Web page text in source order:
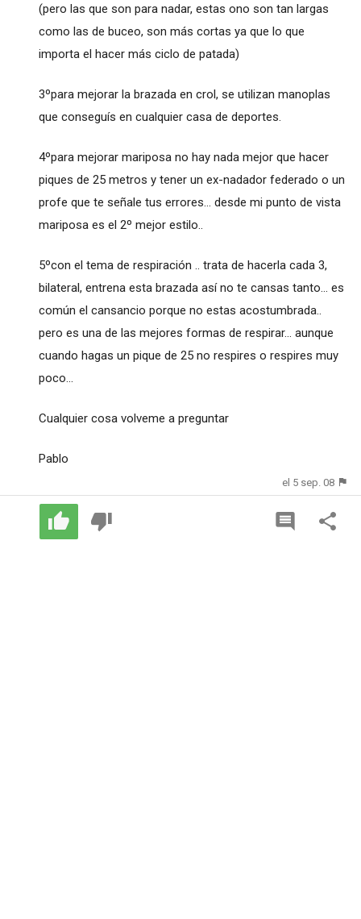
(pero las que son para nadar, estas ono son tan largas
como las de buceo, son más cortas ya que lo que
importa el hacer más ciclo de patada)
3ºpara mejorar la brazada en crol, se utilizan manoplas
que conseguís en cualquier casa de deportes.
4ºpara mejorar mariposa no hay nada mejor que hacer
piques de 25 metros y tener un ex-nadador federado o un
profe que te señale tus errores... desde mi punto de vista
mariposa es el 2º mejor estilo..
5ºcon el tema de respiración .. trata de hacerla cada 3,
bilateral, entrena esta brazada así no te cansas tanto... es
común el cansancio porque no estas acostumbrada..
pero es una de las mejores formas de respirar... aunque
cuando hagas un pique de 25 no respires o respires muy
poco...
Cualquier cosa volveme a preguntar
Pablo
el 5 sep. 08